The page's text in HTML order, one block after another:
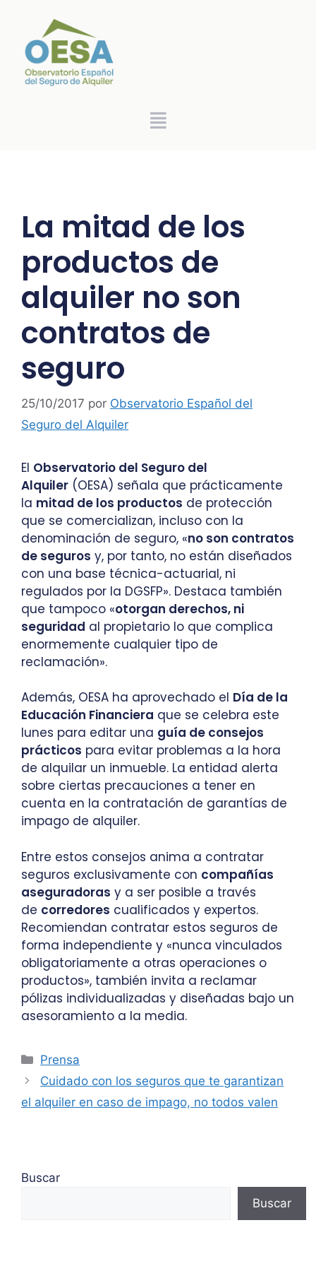
La mitad de los
productos de
alquiler no son
contratos de
seguro
25/10/2017 por Observatorio Español del
Seguro del Alquiler
El Observatorio del Seguro del
Alquiler (OESA) señala que prácticamente
la mitad de los productos de protección
que se comercializan, incluso con la
denominación de seguro, «no son contratos
de seguros y, por tanto, no están diseñados
con una base técnica-actuarial, ni
regulados por la DGSFP». Destaca también
que tampoco «otorgan derechos, ni
seguridad al propietario lo que complica
enormemente cualquier tipo de
reclamación».
Además, OESA ha aprovechado el Día de la
Educación Financiera que se celebra este
lunes para editar una guía de consejos
prácticos para evitar problemas a la hora
de alquilar un inmueble. La entidad alerta
sobre ciertas precauciones a tener en
cuenta en la contratación de garantías de
impago de alquiler.
Entre estos consejos anima a contratar
seguros exclusivamente con compañías
aseguradoras y a ser posible a través
de corredores cualificados y expertos.
Recomiendan contratar estos seguros de
forma independiente y «nunca vinculados
obligatoriamente a otras operaciones o
productos», también invita a reclamar
pólizas individualizadas y diseñadas bajo un
asesoramiento a la media.
Prensa
Cuidado con los seguros que te garantizan
el alquiler en caso de impago, no todos valen
Buscar
Buscar